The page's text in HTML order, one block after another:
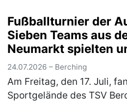
Mannschaft übergeben.
bedank…(mehr)
Fußballturnier der
Sieben Teams aus
Neumarkt spielten
Azubi-Cup
24.07.2026 – Berching
Am Freitag, den 17. Juli,
Sportgelände des TSV